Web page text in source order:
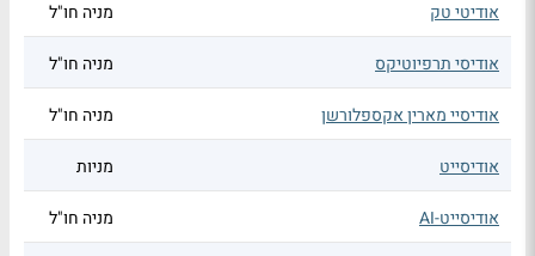
אודיטי טק מניה חו"ל
אודיסי תרפיוטיקס מניה חו"ל
אודיסיי מארין אקספלורשן מניה חו"ל
אודיסייט מניות
אודיסייט-AI מניה חו"ל